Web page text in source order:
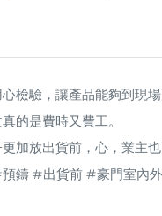
檢驗，讓產品能夠到現
的是費時又費工。
加放出貨前，心，業主也
鑄#出貨前#豪門室內